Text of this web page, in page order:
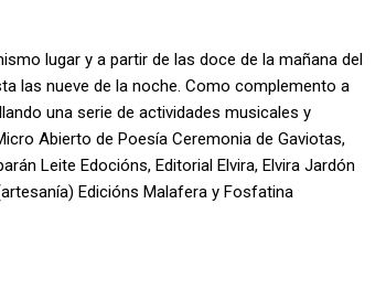
lugar y a partir de las doce de la mañana del
las nueve de la noche. Como complemento a
una serie de actividades musicales y
Abierto de Poesía Ceremonia de Gaviotas,
Leite Edocións, Editorial Elvira, Elvira Jardón
Edicións Malafera y Fosfatina